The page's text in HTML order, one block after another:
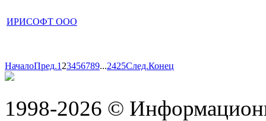
ИРИСОФТ ООО
НачалоПред.1 23456789...2425След.Конец
1998-2026 ©